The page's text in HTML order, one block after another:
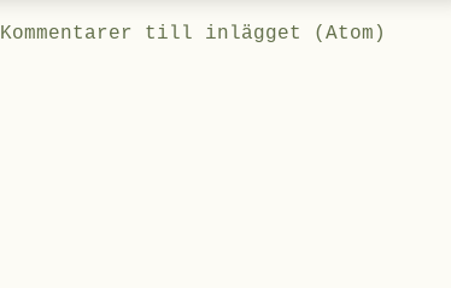
Kommentarer till inlägget (Atom)